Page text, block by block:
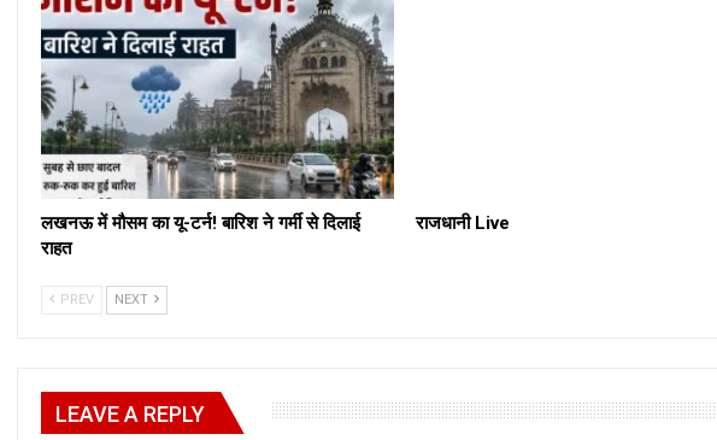
लखनऊ में मौसम का यू-टर्न! बारिश ने गर्मी से दिलाई
राहत
राजधानी Live
PREV NEXT
LEAVE A REPLY